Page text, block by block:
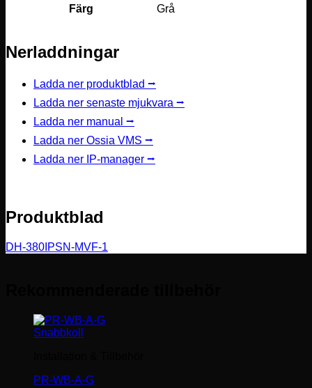
Färg Grå
Nerladdningar
Ladda ner produktblad ⭢
Ladda ner senaste mjukvara ⭢
Ladda ner manual ⭢
Ladda ner Ossia VMS ⭢
Ladda ner IP-manager ⭢
Produktblad
DH-380IPSN-MVF-1
Snabbkoll
PR-WB-A-G